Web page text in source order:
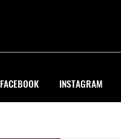
FACEBOOK INSTAGRAM